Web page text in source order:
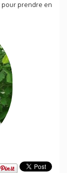
pour prendre en